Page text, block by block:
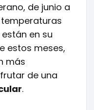
de junio a
en su
estos meses,
más
de una
.